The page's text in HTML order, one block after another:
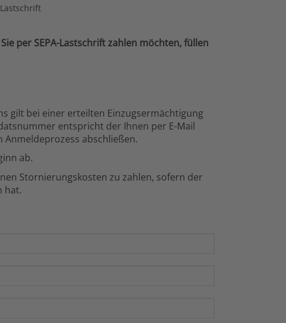
Lastschrift
per SEPA-Lastschrift zahlen möchten, füllen
gilt bei einer erteilten Einzugsermächtigung
entspricht der Ihnen per E-Mail
abschließen.
ab.
Stornierungskosten zu zahlen, sofern der
hat.